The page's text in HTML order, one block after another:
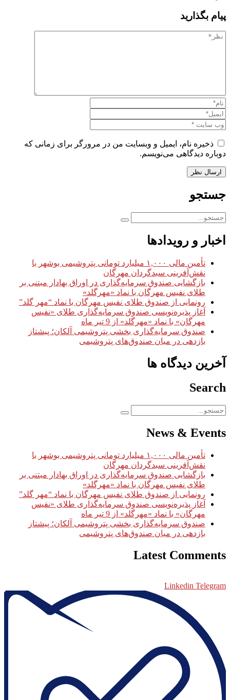
پیام بگذارید
ذخیره نام، ایمیل و وبسایت من در مرورگر برای زمانی که
دوباره دیدگاهی می‌نویسم.
جستجو
اخبار و رویدادها
تأمین مالی ۱,۰۰۰ میلیارد تومانی پتروشیمی بوشهر با
نقش‌آفرینی سبدگردان مهرگان
بازگشایی صندوق سرمایه‌گذاری در اوراق بهادار مبتنی بر
طلای نفیس مهرگان با نماد «مهرگلد»
رونمایی از صندوق طلای نفیس مهرگان با نماد “مهر گلد”
آغاز پذیره‌نویسی صندوق سرمایه‌گذاری طلای «نفیس
مهرگان» با نماد «مهرگلد» از 9 تیر ماه
صندوق سرمایه‌گذاری بخشی پتروشیمی آلکان؛ پیشتاز
بازدهی در میان صندوق‌های پتروشیمی
آخرین دیدگاه ها
Search
News & Events
تأمین مالی ۱,۰۰۰ میلیارد تومانی پتروشیمی بوشهر با
نقش‌آفرینی سبدگردان مهرگان
بازگشایی صندوق سرمایه‌گذاری در اوراق بهادار مبتنی بر
طلای نفیس مهرگان با نماد «مهرگلد»
رونمایی از صندوق طلای نفیس مهرگان با نماد “مهر گلد”
آغاز پذیره‌نویسی صندوق سرمایه‌گذاری طلای «نفیس
مهرگان» با نماد «مهرگلد» از 9 تیر ماه
صندوق سرمایه‌گذاری بخشی پتروشیمی آلکان؛ پیشتاز
بازدهی در میان صندوق‌های پتروشیمی
Latest Comments
Linkedin Telegram